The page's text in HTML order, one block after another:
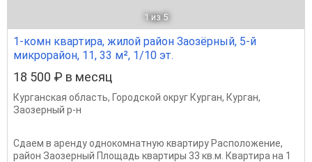
1 из 5
1-комн квартира, жилой район Заозёрный, 5-й
микрорайон, 11, 33 м², 1/10 эт.
18 500 ₽ в месяц
Курганская область, Городской округ Курган, Курган,
Заозерный р-н
Сдаем в аренду однокомнатную квартиру Расположение,
район Заозерный Площадь квартиры 33 кв.м. Квартира на 1